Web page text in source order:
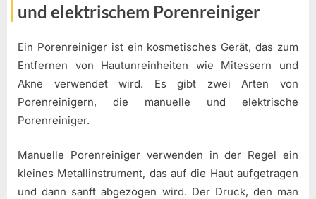
und elektrischem Porenreiniger
Ein Porenreiniger ist ein kosmetisches Gerät, das zum
Entfernen von Hautunreinheiten wie Mitessern und
Akne verwendet wird. Es gibt zwei Arten von
Porenreinigern, die manuelle und elektrische
Porenreiniger.
Manuelle Porenreiniger verwenden in der Regel ein
kleines Metallinstrument, das auf die Haut aufgetragen
und dann sanft abgezogen wird. Der Druck, den man